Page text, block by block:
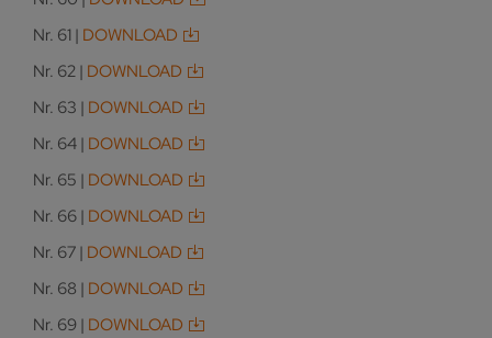
Nr. 61 | DOWNLOAD
Nr. 62 | DOWNLOAD
Nr. 63 | DOWNLOAD
Nr. 64 | DOWNLOAD
Nr. 65 | DOWNLOAD
Nr. 66 | DOWNLOAD
Nr. 67 | DOWNLOAD
Nr. 68 | DOWNLOAD
Nr. 69 | DOWNLOAD